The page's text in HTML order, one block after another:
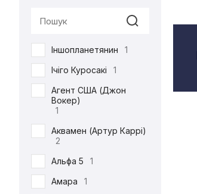
5
Defenders of the Earth
Diablo
1
ET
1
Final Fantasy
Friday the 13th
Garfield
1
Gears Of War
Іншопланетянин
1
Ічіго Куросакі
1
Агент США (Джон
Вокер)
1
Аквамен (Артур Каррі)
2
Альфа 5
1
Амара
1